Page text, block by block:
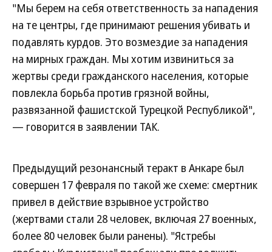
"Мы берем на себя ответственность за нападения
на те центры, где принимают решения убивать и
подавлять курдов. Это возмездие за нападения
на мирных граждан. Мы хотим извиниться за
жертвы среди гражданского населения, которые
повлекла борьба против грязной войны,
развязанной фашистской Турецкой Республикой",
— говорится в заявлении ТАК.
Предыдущий резонансный теракт в Анкаре был
совершен 17 февраля по такой же схеме: смертник
привел в действие взрывное устройство
(жертвами стали 28 человек, включая 27 военных,
более 80 человек были ранены). "Ястребы